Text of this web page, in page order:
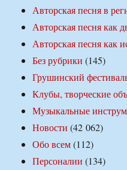
Авторская песня в
Авторская песня как
Авторская песня как
Без рубрики (145)
Грушинский
Клубы, творческие
Музыкальные
Новости (42 062)
Обо всем(112)
Персоналии (134)